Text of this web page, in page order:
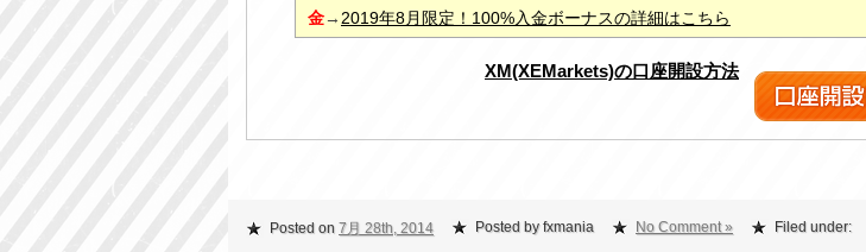
金→ 2019年8月限定！100%入金ボーナスの詳細はこちら
XM(XEMarkets)の口座開設方法
Posted on 7月 28th, 2014 Posted by fxmania No Comment » Filed under: